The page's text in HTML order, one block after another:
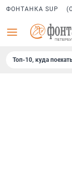
ФОНТАНКА SUP
Топ-10, куда